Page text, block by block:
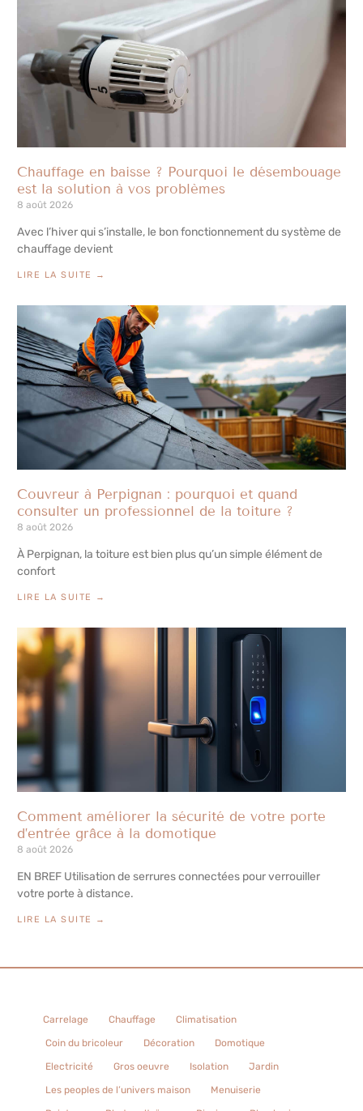
Chauffage en baisse ? Pourquoi le désembouage
est la solution à vos problèmes
8 août 2026
Avec l’hiver qui s’installe, le bon fonctionnement du système de
chauffage devient
LIRE LA SUITE →
Couvreur à Perpignan : pourquoi et quand
consulter un professionnel de la toiture ?
8 août 2026
À Perpignan, la toiture est bien plus qu’un simple élément de
confort
LIRE LA SUITE →
Comment améliorer la sécurité de votre porte
d’entrée grâce à la domotique
8 août 2026
EN BREF Utilisation de serrures connectées pour verrouiller
votre porte à distance.
LIRE LA SUITE →
Carrelage Chauffage Climatisation
Coin du bricoleur Décoration Domotique
Electricité Gros oeuvre Isolation Jardin
Les peoples de l’univers maison Menuiserie